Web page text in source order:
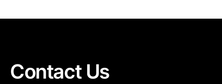
Contact Us